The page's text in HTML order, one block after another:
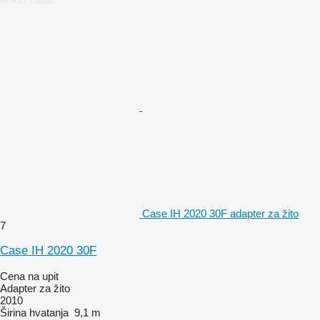
Case IH 2020 30F adapter za žito
7
Case IH 2020 30F
Cena na upit
Adapter za žito
2010
Širina hvatanja 9,1 m